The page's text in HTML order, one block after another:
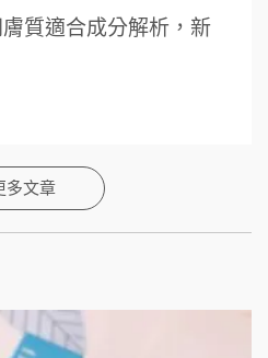
質適合成分解析，新
多文章